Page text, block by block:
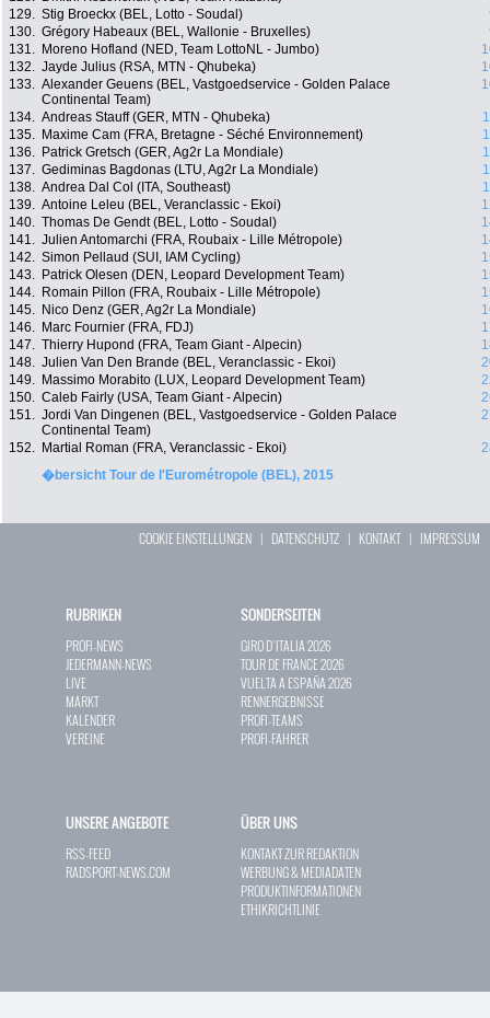
129. Stig Broeckx (BEL, Lotto - Soudal)
130. Grégory Habeaux (BEL, Wallonie - Bruxelles)
131.
Moreno Hofland (NED, Team LottoNL - Jumbo)
132. Jayde Julius (RSA, MTN - Qhubeka)
133. Alexander Geuens (BEL, Vastgoedservice - Golden Palace
Continental Team)
134. Andreas Stauff (GER, MTN - Qhubeka)
135.
Maxime Cam (FRA, Bretagne - Séché Environnement)
136.
Patrick Gretsch (GER, Ag2r La Mondiale)
137. Gediminas Bagdonas (LTU, Ag2r La Mondiale)
138. Andrea Dal Col (ITA, Southeast)
139. Antoine Leleu (BEL, Veranclassic - Ekoi)
140. Thomas De Gendt (BEL, Lotto - Soudal)
141. Julien Antomarchi (FRA, Roubaix - Lille Métropole)
142. Simon Pellaud (SUI, IAM Cycling)
143.
Patrick Olesen (DEN, Leopard Development Team)
144.
Romain Pillon (FRA, Roubaix - Lille Métropole)
145.
Nico Denz (GER, Ag2r La Mondiale)
146.
Marc Fournier (FRA, FDJ)
147. Thierry Hupond (FRA, Team Giant - Alpecin)
148. Julien Van Den Brande (BEL, Veranclassic - Ekoi)
149.
Massimo Morabito (LUX, Leopard Development Team)
150. Caleb Fairly (USA, Team Giant - Alpecin)
151. Jordi Van Dingenen (BEL, Vastgoedservice - Golden Palace
Continental Team)
152. Martial Roman (FRA, Veranclassic - Ekoi)
�bersicht Tour de l'Eurométropole (BEL), 2015
COOKIE EINSTELLUNGEN | DATENSCHUTZ | KONTAKT| IMPRESSUM
RUBRIKEN
PROFI-NEWS
JEDERMANN-NEWS
LIVE
MARKT
KALENDER
VEREINE
SONDERSEITEN
GIRO D`ITALIA 2026
TOUR DE FRANCE 2026
VUELTA A ESPAÑA 2026
RENNERGEBNISSE
PROFI-TEAMS
PROFI-FAHRER
UNSERE ANGEBOTE
RSS-FEED
RADSPORT-NEWS.COM
ÜBER UNS
KONTAKT ZUR REDAKTION
WERBUNG & MEDIADATEN
PRODUKTINFORMATIONEN
ETHIKRICHTLINIE